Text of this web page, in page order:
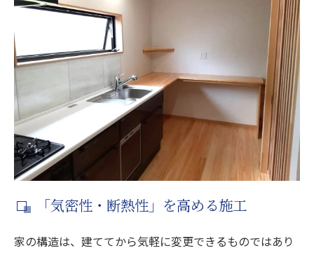
「気密性・断熱性」を高める施工
家の構造は、建ててから気軽に変更できるものではあり